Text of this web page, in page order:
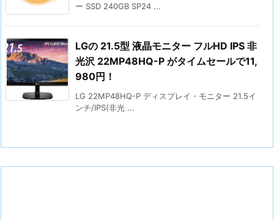
ー SSD 240GB SP24 ...
LGの 21.5型 液晶モニター フルHD IPS 非
光沢 22MP48HQ-P がタイムセールで11,
980円！
LG 22MP48HQ-P ディスプレイ・モニター 21.5イ
ンチ/IPS(非光 ...